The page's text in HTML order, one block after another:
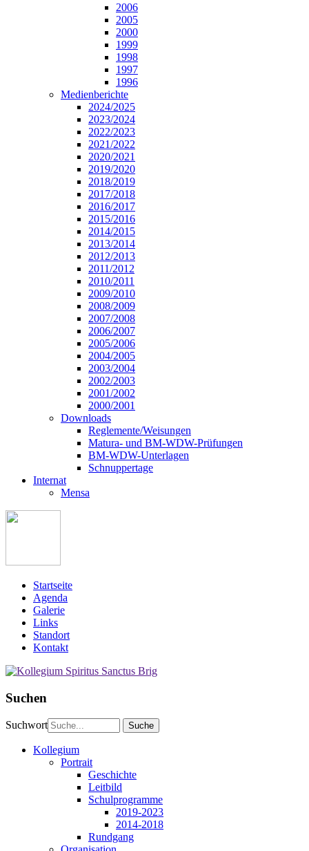
2006
2005
2000
1999
1998
1997
1996
Medienberichte
2024/2025
2023/2024
2022/2023
2021/2022
2020/2021
2019/2020
2018/2019
2017/2018
2016/2017
2015/2016
2014/2015
2013/2014
2012/2013
2011/2012
2010/2011
2009/2010
2008/2009
2007/2008
2006/2007
2005/2006
2004/2005
2003/2004
2002/2003
2001/2002
2000/2001
Downloads
Reglemente/Weisungen
Matura- und BM-WDW-Prüfungen
BM-WDW-Unterlagen
Schnuppertage
Internat
Mensa
Startseite
Agenda
Galerie
Links
Standort
Kontakt
Suchen
Suchwort
Kollegium
Portrait
Geschichte
Leitbild
Schulprogramme
2019-2023
2014-2018
Rundgang